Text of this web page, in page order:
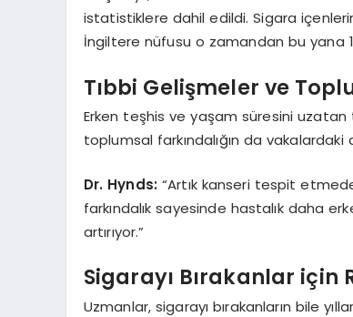
istatistiklere dahil edildi. Sigara
İngiltere nüfusu o zamandan bu yana
Tıbbi Gelişmeler ve
Erken teşhis ve yaşam süresini uzatan
toplumsal farkındalığın da
Dr. Hynds: “Artık kanseri tespit
farkındalık sayesinde hastalık daha
artırıyor.”
Sigarayı Bırakanlar için
Uzmanlar, sigarayı bırakanların bile